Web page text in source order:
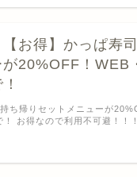
【お得】かっぱ寿
が20%OFF！WEB
ち帰りセットメニューが
！ お得なので利用不可避！！